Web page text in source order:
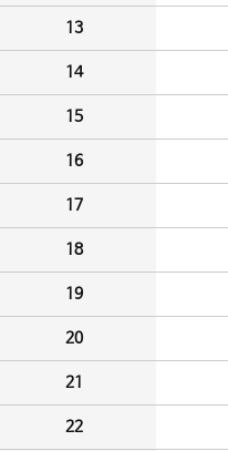
13
14
15
16
17
18
19
20
21
22